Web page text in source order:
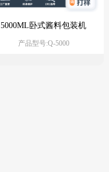
5000ML卧式酱料包装机
产品型号:Q-5000